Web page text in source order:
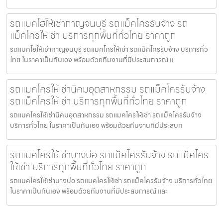
รถแบคโฮให้เช่ากาญจนบุรี รถแม็คโครรับจ้าง รถ
แม็คโครให้เช่า บริการทุกพื้นที่ทั่วไทย ราคาถูก
รถแบคโฮให้เช่ากาญจนบุรี รถแมคโครให้เช่า รถแม็คโครรับจ้าง บริการทั่ว
ไทย ในราคาเป็นกันเอง พร้อมด้วยทีมงานที่มีประสบการณ์ แ
รถแมคโครให้เช่านิคมอุตสาหกรรม รถแม็คโครรับจ้าง
รถแม็คโครให้เช่า บริการทุกพื้นที่ทั่วไทย ราคาถูก
รถแมคโครให้เช่านิคมอุตสาหกรรม รถแมคโครให้เช่า รถแม็คโครรับจ้าง
บริการทั่วไทย ในราคาเป็นกันเอง พร้อมด้วยทีมงานที่มีประสบก
รถแมคโครให้เช่าบางบ่อ รถแม็คโครรับจ้าง รถแม็คโคร
ให้เช่า บริการทุกพื้นที่ทั่วไทย ราคาถูก
รถแมคโครให้เช่าบางบ่อ รถแมคโครให้เช่า รถแม็คโครรับจ้าง บริการทั่วไทย
ในราคาเป็นกันเอง พร้อมด้วยทีมงานที่มีประสบการณ์ และ